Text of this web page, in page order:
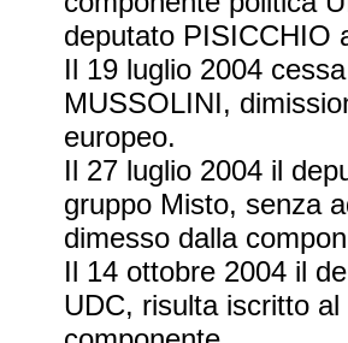
deputato PISICCHIO
Il 19 luglio 2004
MUSSOLINI,
europeo.
Il 27 luglio 2004 il
gruppo Misto, senza
dimesso dalla
Il 14 ottobre 2004 il
UDC, risulta iscritto